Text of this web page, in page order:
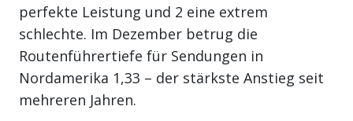
perfekte Leistung und 2 eine extrem
schlechte. Im Dezember betrug die
Routenführertiefe für Sendungen in
Nordamerika 1,33 – der stärkste Anstieg seit
mehreren Jahren.